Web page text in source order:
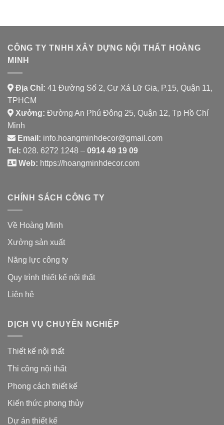
CÔNG TY TNHH XÂY DỰNG NỘI THẤT HOÀNG
MINH
Địa Chỉ: 41 Đường Số 2, Cư Xá Lữ Gia, P.15, Quận 11,
TPHCM
Xưởng: Đường An Phú Đông 25, Quận 12, Tp Hồ Chí
Minh
Email: info.hoangminhdecor@gmail.com
Tel: 028. 6272 1248 – 0914 49 19 09
Web: https://hoangminhdecor.com
CHÍNH SÁCH CÔNG TY
Về Hoàng Minh
Xưởng sản xuất
Năng lực công ty
Quy trình thiết kế nội thất
Liên hệ
DỊCH VỤ CHUYÊN NGHIỆP
Thiết kế nội thất
Thi công nội thất
Phong cách thiết kế
Kiến thức phong thủy
Dự án thiết kế